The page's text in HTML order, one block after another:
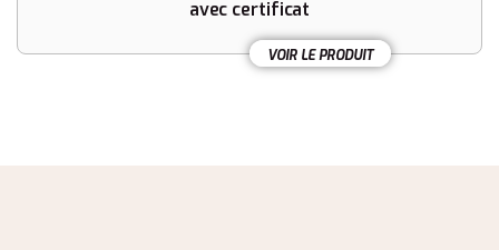
avec certificat
VOIR LE PRODUIT